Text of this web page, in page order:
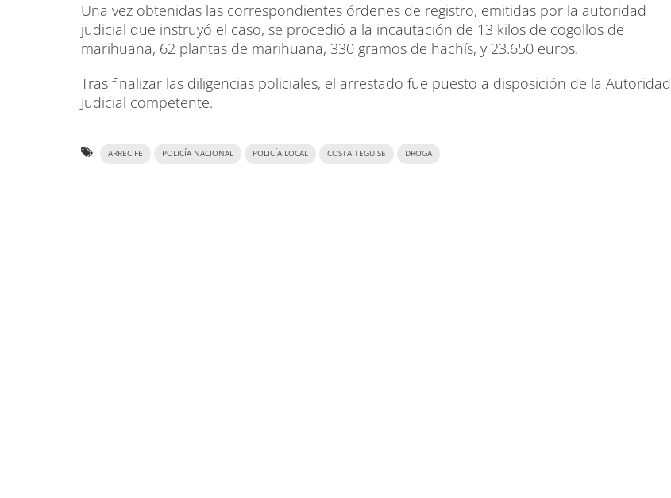
Una vez obtenidas las correspondientes órdenes de registro, emitidas por la autoridad
judicial que instruyó el caso, se procedió a la incautación de 13 kilos de cogollos de
marihuana, 62 plantas de marihuana, 330 gramos de hachís, y 23.650 euros.
Tras finalizar las diligencias policiales, el arrestado fue puesto a disposición de la Autoridad
Judicial competente.
ARRECIFE POLICÍA NACIONAL POLICÍA LOCAL COSTA TEGUISE DROGA